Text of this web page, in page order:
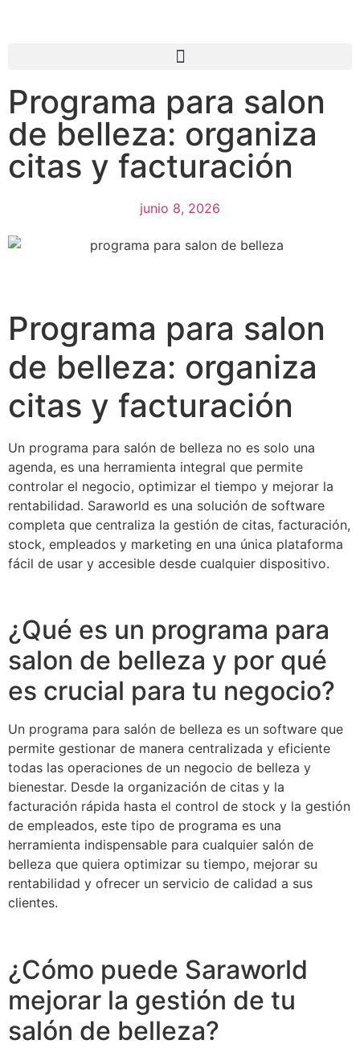
Programa para salon
de belleza: organiza
citas y facturación
junio 8, 2026
Programa para salon
de belleza: organiza
citas y facturación
Un programa para salón de belleza no es solo una
agenda, es una herramienta integral que permite
controlar el negocio, optimizar el tiempo y mejorar la
rentabilidad. Saraworld es una solución de software
completa que centraliza la gestión de citas, facturación,
stock, empleados y marketing en una única plataforma
fácil de usar y accesible desde cualquier dispositivo.
¿Qué es un programa para
salon de belleza y por qué
es crucial para tu negocio?
Un programa para salón de belleza es un software que
permite gestionar de manera centralizada y eficiente
todas las operaciones de un negocio de belleza y
bienestar. Desde la organización de citas y la
facturación rápida hasta el control de stock y la gestión
de empleados, este tipo de programa es una
herramienta indispensable para cualquier salón de
belleza que quiera optimizar su tiempo, mejorar su
rentabilidad y ofrecer un servicio de calidad a sus
clientes.
¿Cómo puede Saraworld
mejorar la gestión de tu
salón de belleza?